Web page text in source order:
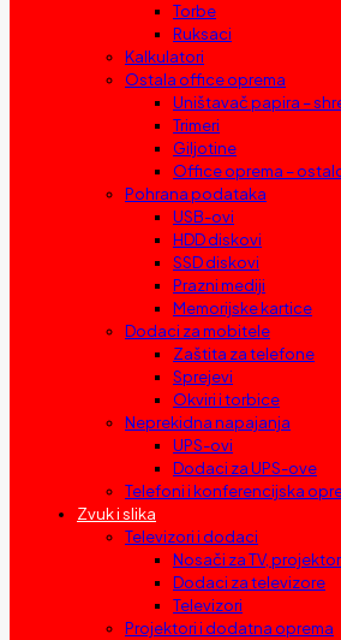
Torbe
Ruksaci
Kalkulatori
Ostala office oprema
Uništavač papira –
Trimeri
Giljotine
Office oprema –
Pohrana podataka
USB-ovi
HDD diskovi
SSD diskovi
Prazni mediji
Memorijske kartice
Dodaci za mobitele
Zaštita za telefone
Sprejevi
Okviri i torbice
Neprekidna napajanja
UPS-ovi
Dodaci za UPS-ove
Telefoni i konferencijska
Zvuk i slika
Televizori i dodaci
Nosači za TV,
Dodaci za televizore
Televizori
Projektori i dodatna oprema